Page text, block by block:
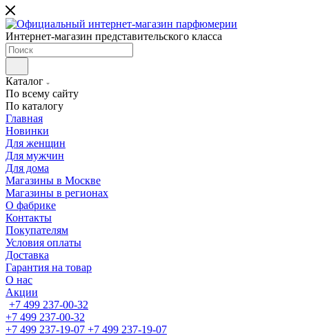
Интернет-магазин представительского класса
Каталог
По всему сайту
По каталогу
Главная
Новинки
Для женщин
Для мужчин
Для дома
Магазины в Москве
Магазины в регионах
О фабрике
Контакты
Покупателям
Условия оплаты
Доставка
Гарантия на товар
О нас
Акции
+7 499 237-00-32
+7 499 237-00-32
+7 499 237-19-07 +7 499 237-19-07